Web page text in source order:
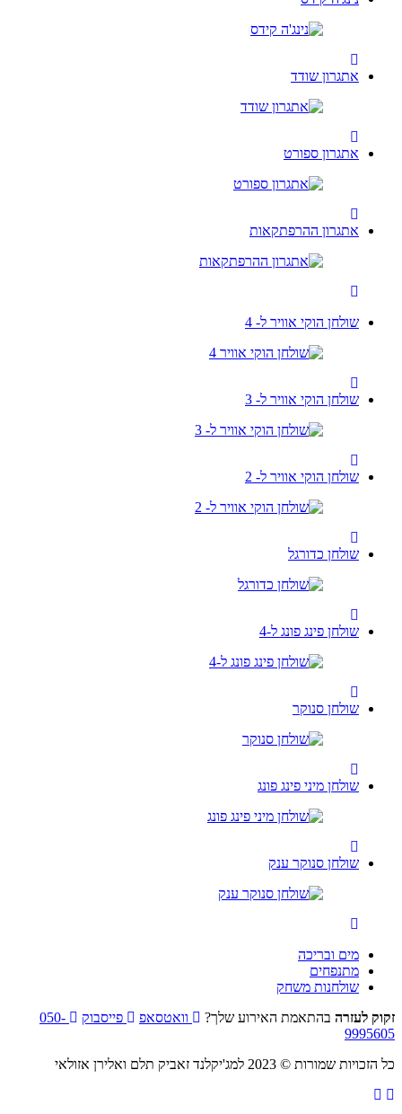
אתגרון שודד
אתגרון ספורט
אתגרון ההרפתקאות
שולחן הוקי אוויר ל- 4
שולחן הוקי אוויר ל- 3
שולחן הוקי אוויר ל- 2
שולחן כדורגל
שולחן פינג פונג ל-4
שולחן סנוקר
שולחן מיני פינג פונג
שולחן סנוקר ענק
מים ובריכה
מתנפחים
שולחנות משחק
לעזרהבהתאמת האירוע שלך? וואטסאפ פייסבוק
050-
שמורות © 2023 למג'יקלנד זאביק תלם ואלירן אזולאי